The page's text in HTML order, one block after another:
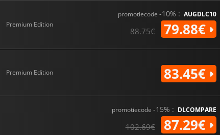
Premium Edition
promotiecode -10% : AUGDLC10
88.75€ 79.88€
Premium Edition 83.45€
promotiecode -15% : DLCOMPARE
102.69€ 87.29€